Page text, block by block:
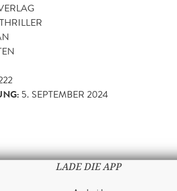
5. SEPTEMBER 2024
LADE DIE APP